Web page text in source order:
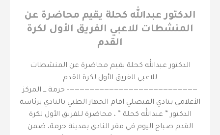
الدكتور عبدالله كحلة يقيم محاضرة عن
المنشطات للاعبي الفريق الأول لكرة
القدم
الدكتور عبدالله كحلة يقيم محاضرة عن المنشطات
للاعبي الفريق الأول لكرة القدم
——————————————————————————– حرمة _ المركز
الأعلامي بنادي الفيصلي اقام الجهاز الطبي بالنادي برئاسة
الدكتور ” عبدالله كحلة ” ، محاضرة للفريق الأول لكرة
القدم صباح اليوم في مقر النادي بمدينة حرمة، ضمن